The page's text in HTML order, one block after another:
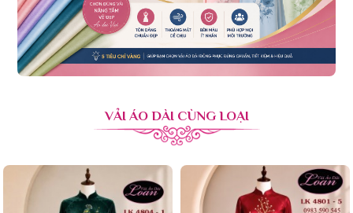
VẢI ÁO DÀI CÙNG LOẠI